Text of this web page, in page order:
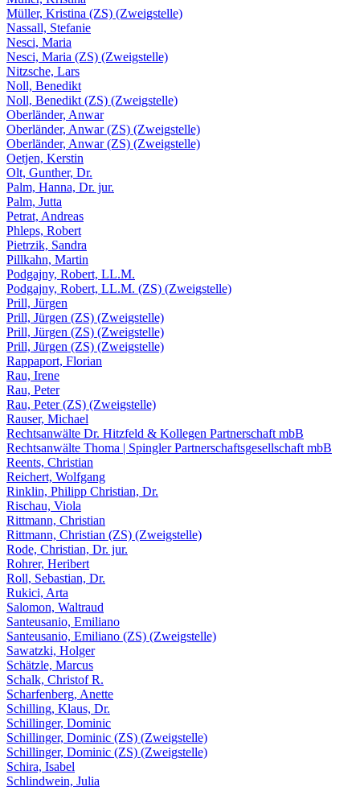
Müller, Kristina (ZS) (Zweigstelle)
Nassall, Stefanie
Nesci, Maria
Nesci, Maria (ZS) (Zweigstelle)
Nitzsche, Lars
Noll, Benedikt
Noll, Benedikt (ZS) (Zweigstelle)
Oberländer, Anwar
Oberländer, Anwar (ZS) (Zweigstelle)
Oberländer, Anwar (ZS) (Zweigstelle)
Oetjen, Kerstin
Olt, Gunther, Dr.
Palm, Hanna, Dr. jur.
Palm, Jutta
Petrat, Andreas
Phleps, Robert
Pietrzik, Sandra
Pillkahn, Martin
Podgajny, Robert, LL.M.
Podgajny, Robert, LL.M. (ZS) (Zweigstelle)
Prill, Jürgen
Prill, Jürgen (ZS) (Zweigstelle)
Prill, Jürgen (ZS) (Zweigstelle)
Prill, Jürgen (ZS) (Zweigstelle)
Rappaport, Florian
Rau, Irene
Rau, Peter
Rau, Peter (ZS) (Zweigstelle)
Rauser, Michael
Rechtsanwälte Dr. Hitzfeld & Kollegen Partnerschaft mbB
Rechtsanwälte Thoma | Spingler Partnerschaftsgesellschaft mbB
Reents, Christian
Reichert, Wolfgang
Rinklin, Philipp Christian, Dr.
Rischau, Viola
Rittmann, Christian
Rittmann, Christian (ZS) (Zweigstelle)
Rode, Christian, Dr. jur.
Rohrer, Heribert
Roll, Sebastian, Dr.
Rukici, Arta
Salomon, Waltraud
Santeusanio, Emiliano
Santeusanio, Emiliano (ZS) (Zweigstelle)
Sawatzki, Holger
Schätzle, Marcus
Schalk, Christof R.
Scharfenberg, Anette
Schilling, Klaus, Dr.
Schillinger, Dominic
Schillinger, Dominic (ZS) (Zweigstelle)
Schillinger, Dominic (ZS) (Zweigstelle)
Schira, Isabel
Schlindwein, Julia